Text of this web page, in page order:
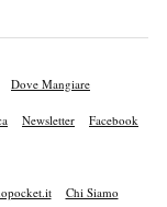
Dove Mangiare
Newsletter Facebook
Chi Siamo